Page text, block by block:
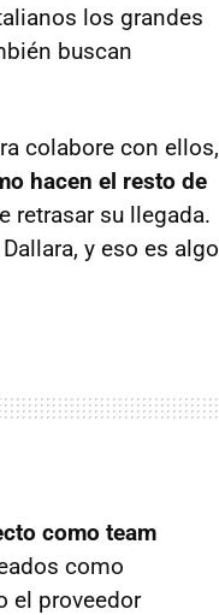
los grandes
buscan
colabore con ellos,
hacen el resto de
retrasar su llegada.
y eso es algo
como team
como
el proveedor